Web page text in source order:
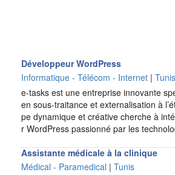
Développeur WordPress
Informatique - Télécom - Internet | Tunis
e-tasks est une entreprise innovante
en sous-traitance et externalisation à
pe dynamique et créative cherche à
r WordPress passionné par les
Assistante médicale à la clinique
Médical - Paramedical | Tunis